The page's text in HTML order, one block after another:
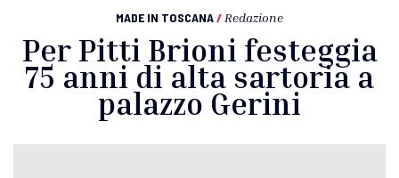
MADE IN TOSCANA/ Redazione
Per Pitti Brioni festeggia
75 anni di alta sartoria a
palazzo Gerini